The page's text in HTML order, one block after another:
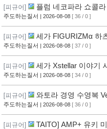
[피규어] 플럼 네코파라 쇼콜
주도하는질서 | 2026-08-08 [ 36 / 0 ]
[피규어]
세가 FIGURIZMα 하
미쿠 DE MONSTAR T R
주도하는질서 | 2026-08-08 [ 37 / 0 ]
[피규어] 세가 Xstellar 이야기
주도하는질서 | 2026-08-08 [ 34 / 0 ]
[피규어] 와토라 경영 수영복
주도하는질서 | 2026-08-08 [ 36 / 0 ]
[피규어] TAITO] AMP+ 유키